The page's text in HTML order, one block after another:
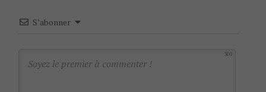
i
S’abonner
300